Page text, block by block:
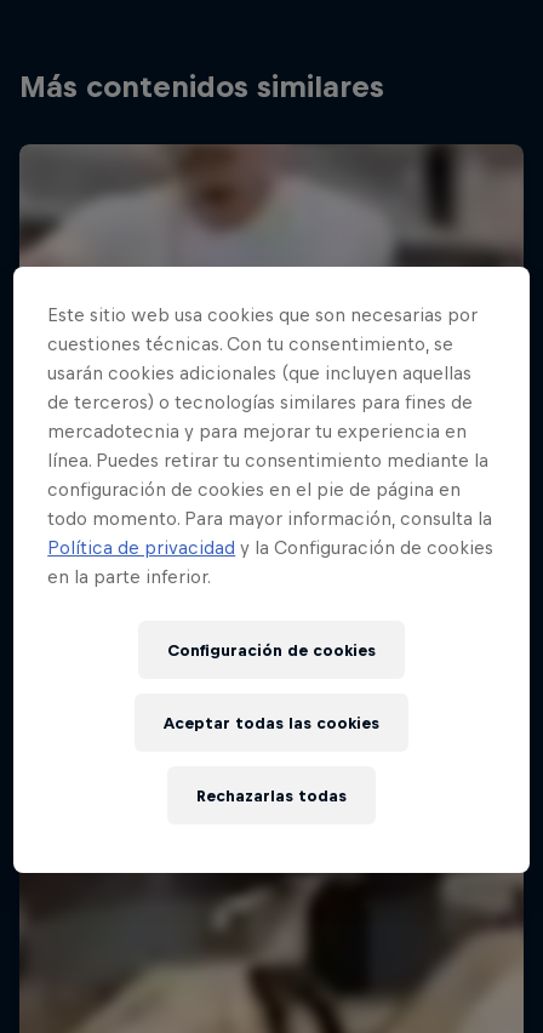
Más contenidos similares
Este sitio web usa cookies que son necesarias por
cuestiones técnicas. Con tu consentimiento, se
usarán cookies adicionales (que incluyen aquellas
de terceros) o tecnologías similares para fines de
mercadotecnia y para mejorar tu experiencia en
línea. Puedes retirar tu consentimiento mediante la
configuración de cookies en el pie de página en
todo momento. Para mayor información, consulta la
Política de privacidad y la Configuración de cookies
en la parte inferior.
Configuración de cookies
Rechazarlas todas
Aceptar todas las cookies